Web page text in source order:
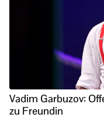
Vadim Garbuzov:
zu Freundin